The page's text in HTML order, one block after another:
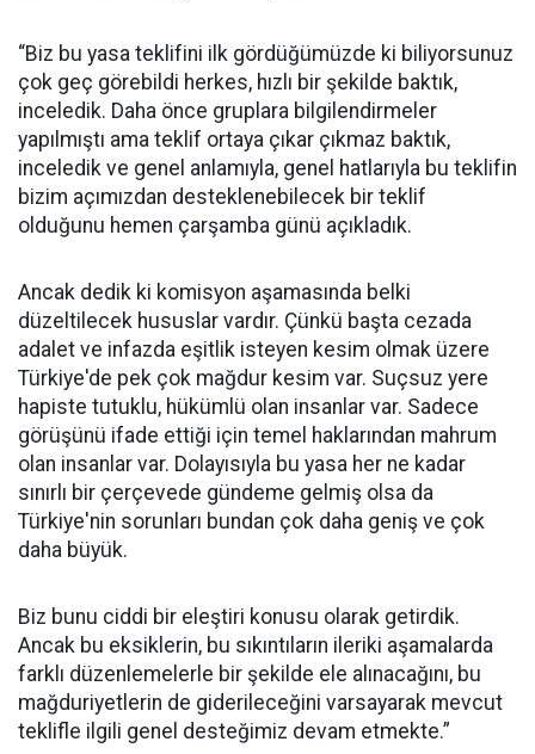
“Biz bu yasa teklifini ilk gördüğümüzde ki biliyorsunuz
çok geç görebildi herkes, hızlı bir şekilde baktık,
inceledik. Daha önce gruplara bilgilendirmeler
yapılmıştı ama teklif ortaya çıkar çıkmaz baktık,
inceledik ve genel anlamıyla, genel hatlarıyla bu teklifin
bizim açımızdan desteklenebilecek bir teklif
olduğunu hemen çarşamba günü açıkladık.
Ancak dedik ki komisyon aşamasında belki
düzeltilecek hususlar vardır. Çünkü başta cezada
adalet ve infazda eşitlik isteyen kesim olmak üzere
Türkiye'de pek çok mağdur kesim var. Suçsuz yere
hapiste tutuklu, hükümlü olan insanlar var. Sadece
görüşünü ifade ettiği için temel haklarından mahrum
olan insanlar var. Dolayısıyla bu yasa her ne kadar
sınırlı bir çerçevede gündeme gelmiş olsa da
Türkiye'nin sorunları bundan çok daha geniş ve çok
daha büyük.
Biz bunu ciddi bir eleştiri konusu olarak getirdik.
Ancak bu eksiklerin, bu sıkıntıların ileriki aşamalarda
farklı düzenlemelerle bir şekilde ele alınacağını, bu
mağduriyetlerin de giderileceğini varsayarak mevcut
teklifle ilgili genel desteğimiz devam etmekte.”